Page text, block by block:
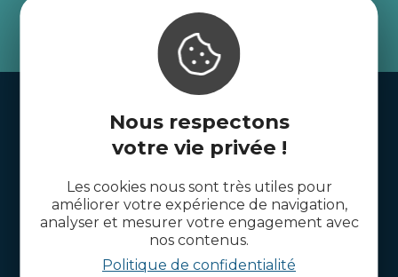
Nous respectons
votre vie privée !
Les cookies nous sont très utiles pour
améliorer votre expérience de navigation,
analyser et mesurer votre engagement avec
nos contenus.
Politique de confidentialité
je m'abonne
Handi-tourisme
Webcams
Infos pratiques
Côtes d’Armor Destination
Agence de Développement Touristique et